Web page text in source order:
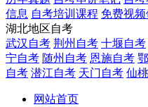
信息 自考培训课程 免费视频
湖北地区自考
武汉自考 荆州自考 十堰自考
宁自考 随州自考 恩施自考
自考 潜江自考 天门自考 仙
网站首页